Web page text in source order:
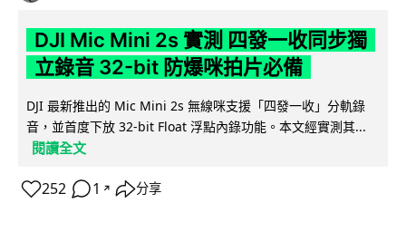
DJI Mic Mini 2s 實測 四發一收同步獨
立錄音 32-bit 防爆咪拍片必備
DJI 最新推出的 Mic Mini 2s 無線咪支援「四發一收」分軌錄
音，並首度下放 32-bit Float 浮點內錄功能。本文經實測其...
閱讀全文
252 1 ↗ 分享